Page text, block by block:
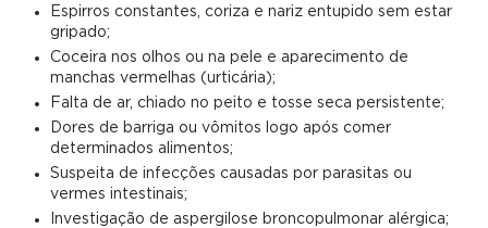
Espirros constantes, coriza e nariz entupido sem estar
gripado;
Coceira nos olhos ou na pele e aparecimento de
manchas vermelhas (urticária);
Falta de ar, chiado no peito e tosse seca persistente;
Dores de barriga ou vômitos logo após comer
determinados alimentos;
Suspeita de infecções causadas por parasitas ou
vermes intestinais;
Investigação de aspergilose broncopulmonar alérgica;